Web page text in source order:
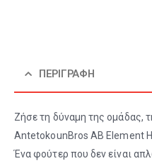
ΠΕΡΙΓΡΑΦΉ
Ζήσε τη δύναμη της ομάδας,
AntetokounBros AB Element
Ένα φούτερ που δεν είναι